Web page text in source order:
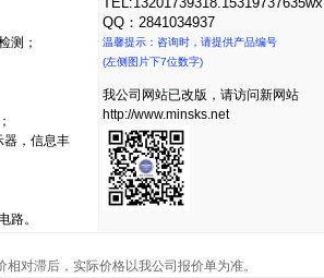
测；
，信息丰
路。
QQ：2841034937
温馨提示：咨询时，请提供产品编号
(左侧图片下7位数字)
我公司网站已改版，请访问新网站
http://www.minsks.net
相对滞后，实际价格以我公司报价单为准。